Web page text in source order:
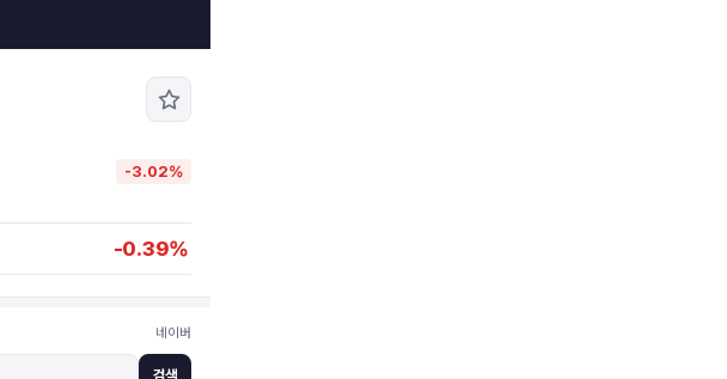
-3.02%
-0.39%
네이버
검색